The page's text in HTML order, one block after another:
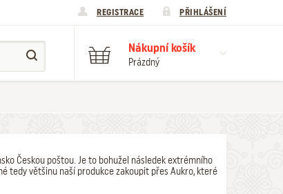
REGISTRACE PŘIHLÁŠENÍ
Nákupní košík
Prázdný
Českou poštou. Je to bohužel následek extrémního
tedy většinu naší produkce zakoupit přes Aukro, které